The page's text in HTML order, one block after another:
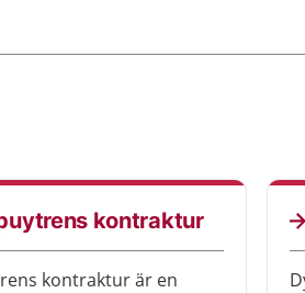
kontraktur
kontraktur är en